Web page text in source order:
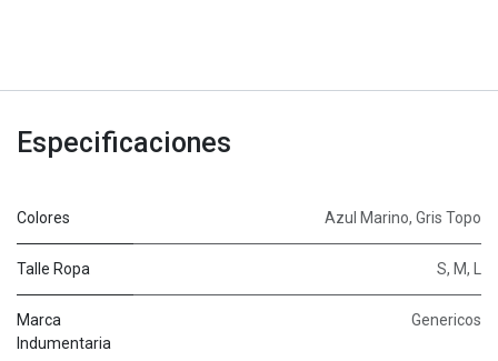
Especificaciones
Colores Azul Marino, Gris Topo
Talle Ropa S, M,
Marca
Indumentaria
Genericos